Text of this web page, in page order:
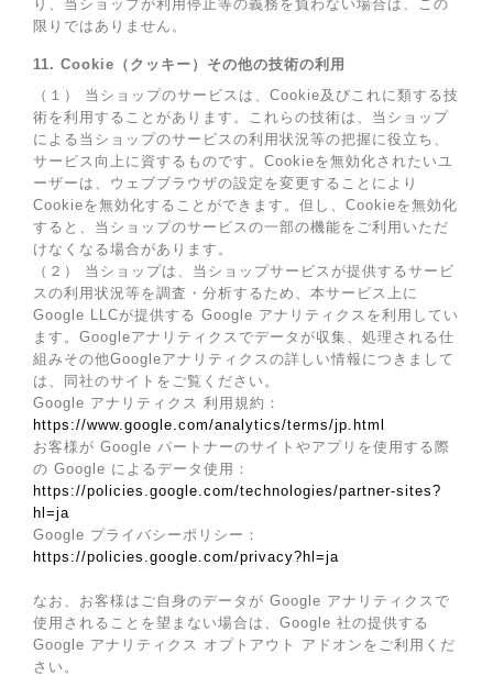
り、当ショップが利用停止等の義務を負わない場合は、この
限りではありません。
11. Cookie（クッキー）その他の技術の利用
（１） 当ショップのサービスは、Cookie及びこれに類する技
術を利用することがあります。これらの技術は、当ショップ
による当ショップのサービスの利用状況等の把握に役立ち、
サービス向上に資するものです。Cookieを無効化されたいユ
ーザーは、ウェブブラウザの設定を変更することにより
Cookieを無効化することができます。但し、Cookieを無効化
すると、当ショップのサービスの一部の機能をご利用いただ
けなくなる場合があります。
（２） 当ショップは、当ショップサービスが提供するサービ
スの利用状況等を調査・分析するため、本サービス上に
Google LLCが提供する Google アナリティクスを利用してい
ます。Googleアナリティクスでデータが収集、処理される仕
組みその他Googleアナリティクスの詳しい情報につきまして
は、同社のサイトをご覧ください。
Google アナリティクス 利用規約：
https://www.google.com/analytics/terms/jp.html
お客様が Google パートナーのサイトやアプリを使用する際
の Google によるデータ使用：
https://policies.google.com/technologies/partner-sites?
hl=ja
Google プライバシーポリシー：
https://policies.google.com/privacy?hl=ja
なお、お客様はご自身のデータが Google アナリティクスで
使用されることを望まない場合は、Google 社の提供する
Google アナリティクス オプトアウト アドオンをご利用くだ
さい。